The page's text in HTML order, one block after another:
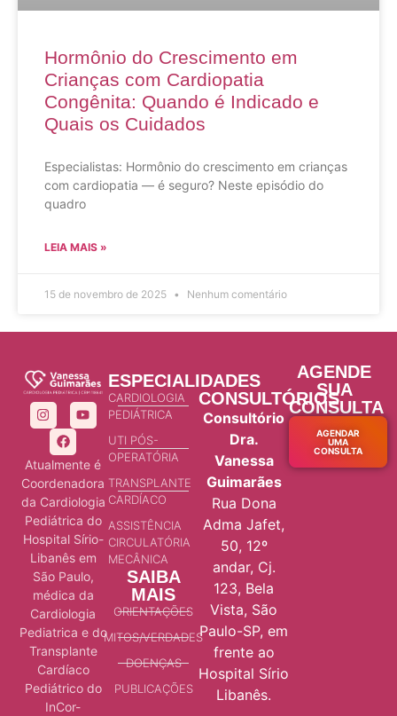
Hormônio do Crescimento em
Crianças com Cardiopatia
Congênita: Quando é Indicado e
Quais os Cuidados
Especialistas: Hormônio do crescimento em crianças
com cardiopatia — é seguro? Neste episódio do
quadro
LEIA MAIS »
15 de novembro de 2025 Nenhum comentário
Atualmente é
Coordenadora
da Cardiologia
Pediátrica do
Hospital Sírio-
Libanês em
São Paulo,
médica da
Cardiologia
Pediatrica e do
Transplante
Cardíaco
Pediátrico do
InCor-
ESPECIALIDADES
CARDIOLOGIA
PEDIÁTRICA
UTI PÓS-
OPERATÓRIA
TRANSPLANTE
CARDÍACO
ASSISTÊNCIA
CIRCULATÓRIA
MECÂNICA
SAIBA
MAIS
ORIENTAÇÕES
MITOS/VERDADES
DOENÇAS
PUBLICAÇÕES
CONSULTÓRIOS
Consultório
Dra.
Vanessa
Guimarães
Rua Dona
Adma Jafet,
50, 12º
andar, Cj.
123, Bela
Vista, São
Paulo-SP, em
frente ao
Hospital Sírio
Libanês.
AGENDE
SUA
CONSULTA
AGENDAR
UMA
CONSULTA